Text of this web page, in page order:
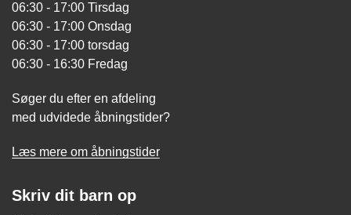
06:30 - 17:00 Tirsdag
06:30 - 17:00 Onsdag
06:30 - 17:00 torsdag
06:30 - 16:30 Fredag
Søger du efter en afdeling
med udvidede åbningstider?
Læs mere om åbningstider
Skriv dit barn op